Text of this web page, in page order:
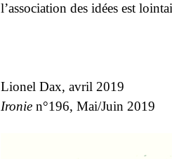
l’association des idées est
Lionel Dax, avril 2019
Ironien°196, Mai/Juin 2019